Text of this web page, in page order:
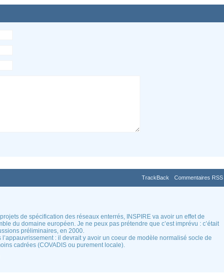
Commentaires RSS
TrackBack
de spécification des réseaux enterrés, INSPIRE va avoir un effet de
du domaine européen. Je ne peux pas prétendre que c’est imprévu : c’était
préliminaires, en 2000.
l’appauvrissement : il devrait y avoir un coeur de modèle normalisé socle de
cadrées (COVADIS ou purement locale).